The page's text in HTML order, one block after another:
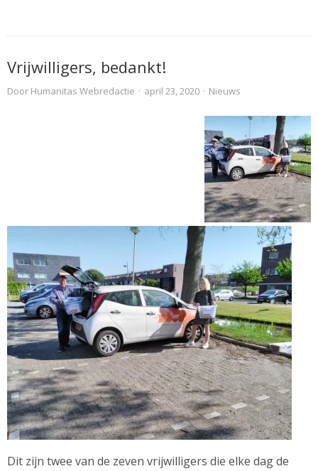
Vrijwilligers, bedankt!
Door Humanitas Webredactie · april 23, 2020 · Nieuws
Dit zijn twee van de zeven vrijwilligers die elke dag de